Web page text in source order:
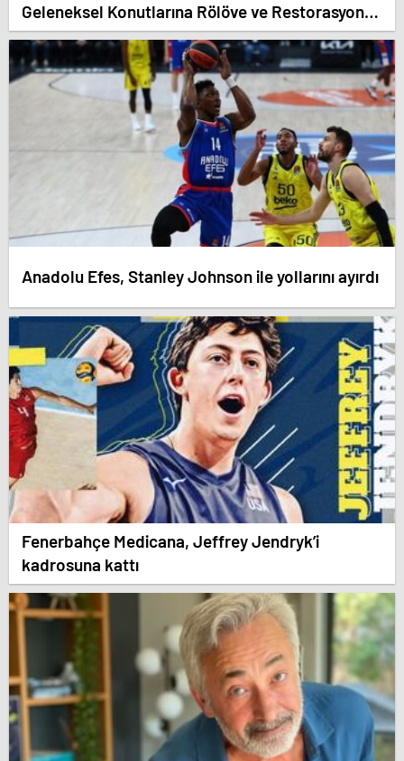
Geleneksel Konutlarına Rölöve ve Restorasyon
Projesi
Anadolu Efes, Stanley Johnson ile yollarını ayırdı
Fenerbahçe Medicana, Jeffrey Jendryk’i
kadrosuna kattı